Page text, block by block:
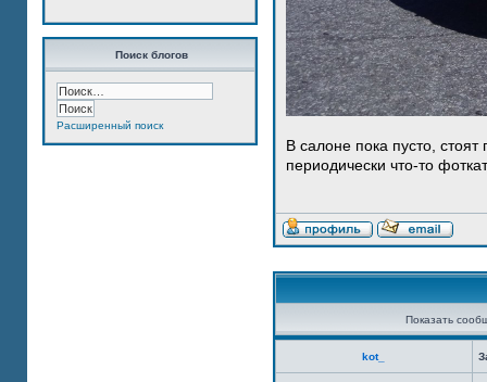
Поиск блогов
Расширенный поиск
В салоне пока пусто,
периодически что-то
Показать
kot_